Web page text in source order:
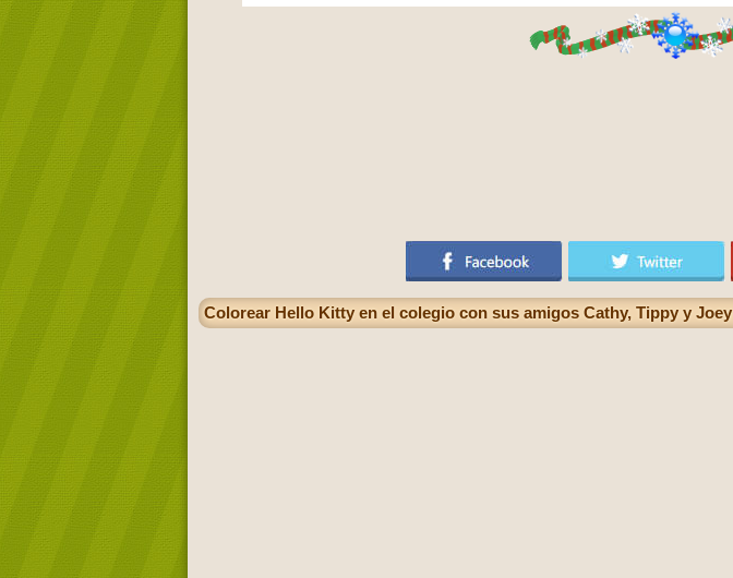
Colorear Hello Kitty en el colegio con sus amigos Cathy, Tippy y Joey